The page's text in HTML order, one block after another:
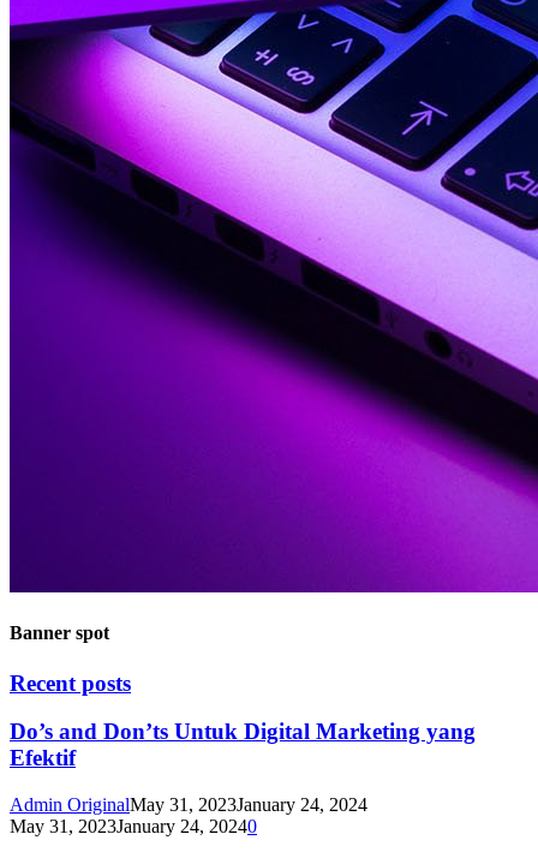
Banner spot
Recent posts
Do’s and Don’ts Untuk Digital Marketing yang
Efektif
Admin OriginalMay 31, 2023January 24, 2024
May 31, 2023January 24, 20240